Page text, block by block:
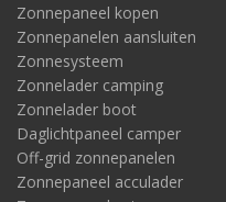
Zonnepaneel kopen
Zonnepanelen aansluiten
Zonnesysteem
Zonnelader camping
Zonnelader boot
Daglichtpaneel camper
Off-grid zonnepanelen
Zonnepaneel acculader